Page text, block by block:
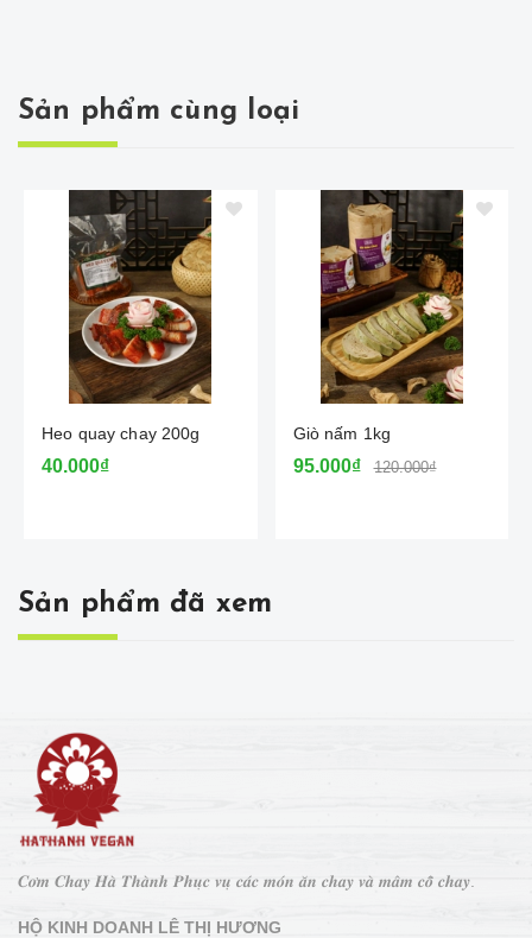
Sản phẩm cùng loại
Heo quay chay 200g
40.000₫
Giò nấm 1kg
95.000₫ 120.000₫
Sản phẩm đã xem
𝑪𝒐̛𝒎 𝑪𝒉𝒂𝒚 𝑯𝒂̀ 𝑻𝒉𝒂̀𝒏𝒉 𝑷𝒉𝒖̣𝒄 𝒗𝒖̣ 𝒄𝒂́𝒄 𝒎𝒐́𝒏 𝒂̆𝒏 𝒄𝒉𝒂𝒚 𝒗𝒂̀ 𝒎𝒂̂𝒎 𝒄𝒐̂̃ 𝒄𝒉𝒂𝒚.
HỘ KINH DOANH LÊ THỊ HƯƠNG